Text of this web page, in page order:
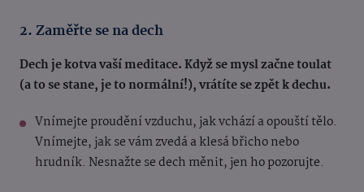
2. Zaměřte se na dech
Dech je kotva vaší meditace. Když se mysl začne toulat
(a to se stane, je to normální!), vrátíte se zpět k dechu.
Vnímejte proudění vzduchu, jak vchází a opouští tělo.
Vnímejte, jak se vám zvedá a klesá břicho nebo
hrudník. Nesnažte se dech měnit, jen ho pozorujte.